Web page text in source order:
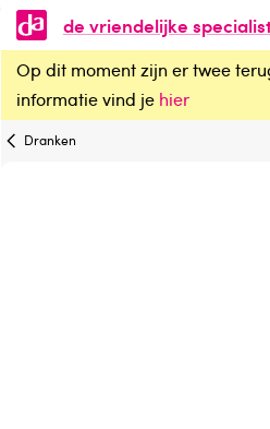
de vriendelijke
Op dit moment zijn er twee
informatie vind je hier
Roosvicee
Dranken